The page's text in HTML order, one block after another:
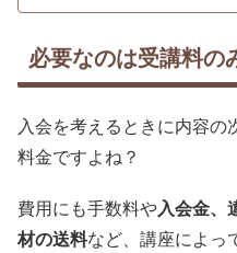
必要なのは受講料の
入会を考えるときに内容の
料金ですよね？
費用にも手数料や入会金、
材の送料など、講座によっ